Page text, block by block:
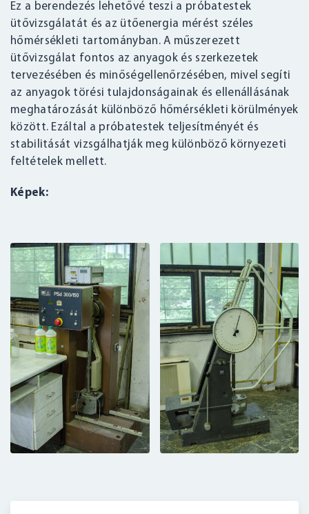
Ez a berendezés lehetővé teszi a próbatestek
ütővizsgálatát és az ütőenergia mérést széles
hőmérsékleti tartományban. A műszerezett
ütővizsgálat fontos az anyagok és szerkezetek
tervezésében és minőségellenőrzésében, mivel segíti
az anyagok törési tulajdonságainak és ellenállásának
meghatározását különböző hőmérsékleti körülmények
között. Ezáltal a próbatestek teljesítményét és
stabilitását vizsgálhatják meg különböző környezeti
feltételek mellett.
Képek: